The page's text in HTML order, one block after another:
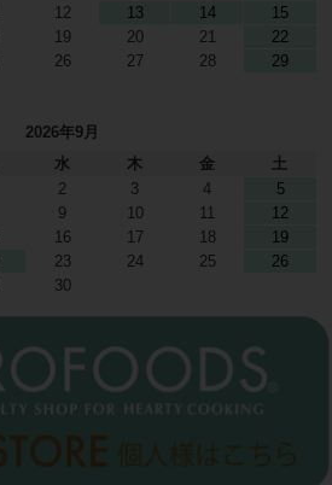
12 13 14
15
19 20 21
22
26 27 28
29
2026年9月
水 木 金
土
2 3 4
5
9 10 11
12
16 17 18
19
23 24 25
26
30